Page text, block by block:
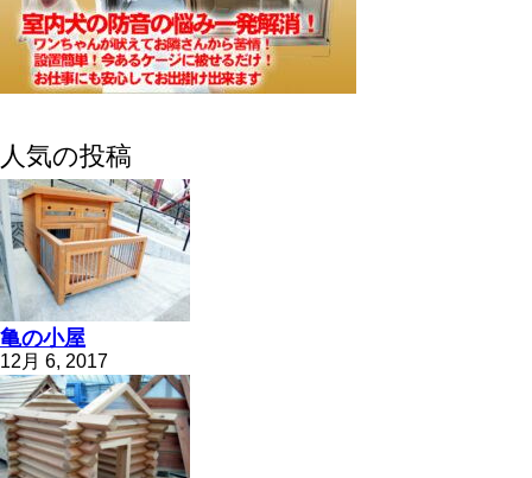
人気の投稿
亀の小屋
12月 6, 2017